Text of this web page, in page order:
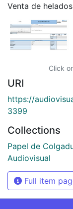
Venta de
Click
URI
https://
3399
Collections
Papel de
Audiovisual
Full item